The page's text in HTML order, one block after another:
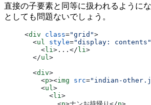
直接の子要素と同等に扱われるように
としても問題ないでしょう。
<div class="grid">
  <
ul style="display: contents"
    <
li >...</ li >
  </
ul >
  <
div>
    <
p><img src="indian-
    <
ul >
      <
li >